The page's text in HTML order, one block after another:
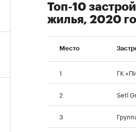
Топ-10
жилья, 2020
Место
1 ГК
2 Setl
3